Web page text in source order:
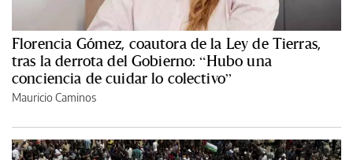
Florencia Gómez, coautora de la Ley de Tierras,
tras la derrota del Gobierno: “Hubo una
conciencia de cuidar lo colectivo”
Mauricio Caminos